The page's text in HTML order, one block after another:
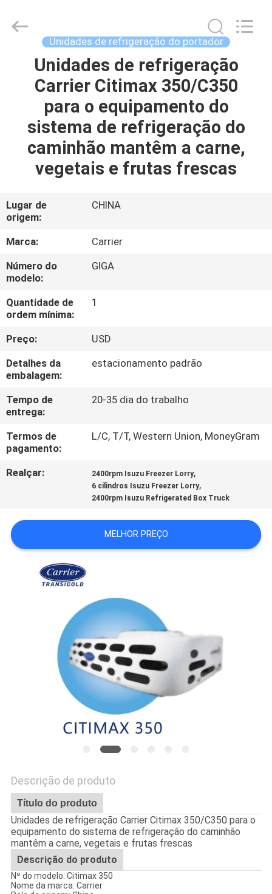
PARA
CASA
PRODUTOS
SOBRE
VISITA
À
FÁBRICA
CONTROLE
DE
QUALIDADE
CONTACTE-
NOS
NOTÍCIAS
CASOS
MAPA
DO
PRIVACIDADE
INDUSTRY
Unidades de refrigeração do portador
Unidades de refrigeração
Carrier Citimax 350/C350
para o equipamento do
sistema de refrigeração do
caminhão mantêm a carne,
vegetais e frutas frescas
Lugar de
origem:
CHINA
Marca:
Carrier
Número do
modelo:
GIGA
Quantidade de
ordem mínima:
1
Preço:
USD
Detalhes da
embalagem:
estacionamento padrão
Tempo de
entrega:
20-35 dia do trabalho
Termos de
pagamento:
L/C, T/T, Western Union, MoneyGram
Realçar: 2400rpm Isuzu Freezer Lorry,
6 cilindros Isuzu Freezer Lorry,
2400rpm Isuzu Refrigerated Box Truck
MELHOR PREÇO
Descrição de produto
Título do produto
Unidades de refrigeração Carrier Citimax 350/C350 para o
equipamento do sistema de refrigeração do caminhão
mantêm a carne, vegetais e frutas frescas
Descrição do produto
Nº do modelo: Citimax 350
Nome da marca: Carrier